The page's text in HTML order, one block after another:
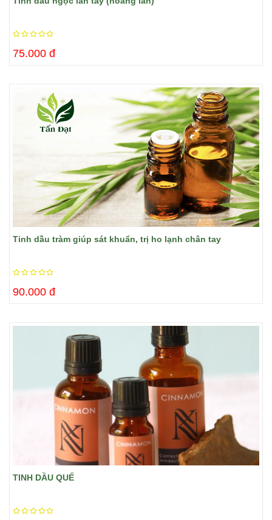
75.000 đ
Tinh dầu tràm giúp sát khuẩn, trị ho lạnh chân tay
90.000 đ
TINH DẦU QUẾ